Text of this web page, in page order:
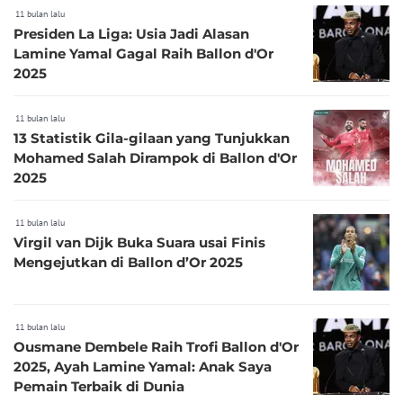
11 bulan lalu
Presiden La Liga: Usia Jadi Alasan
Lamine Yamal Gagal Raih Ballon d'Or
2025
11 bulan lalu
13 Statistik Gila-gilaan yang Tunjukkan
Mohamed Salah Dirampok di Ballon d'Or
2025
11 bulan lalu
Virgil van Dijk Buka Suara usai Finis
Mengejutkan di Ballon d’Or 2025
11 bulan lalu
Ousmane Dembele Raih Trofi Ballon d'Or
2025, Ayah Lamine Yamal: Anak Saya
Pemain Terbaik di Dunia